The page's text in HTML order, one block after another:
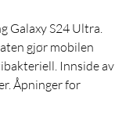
Galaxy S24 Ultra.
gjør mobilen
Innside av
Åpninger for